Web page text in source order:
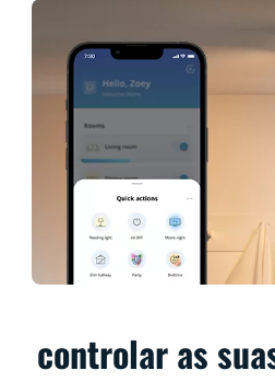
controlar as